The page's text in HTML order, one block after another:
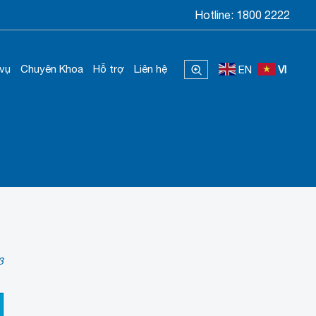
Hotline: 1800 2222
Chuyên Khoa Hỗ trợ Liên hệ EN VI